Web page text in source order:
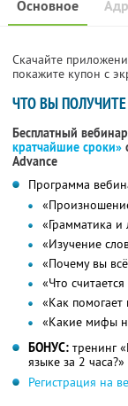
Основное
Скачайте
покажите купон с
ЧТО ВЫ ПОЛУЧИТЕ
Бесплатный вебинар
кратчайшие сроки»
Advance
Программа
«Грамматика и
«Изучение
«Почему вы
«Что
«Как помогает
«Какие мифы
БОНУС: тренинг
языке за 2
Регистрация на